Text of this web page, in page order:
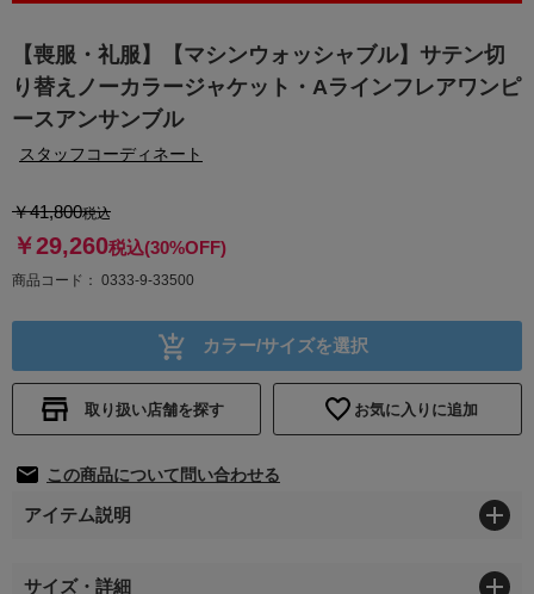
【喪服・礼服】【マシンウォッシャブル】サテン切
り替えノーカラージャケット・Aラインフレアワンピ
ースアンサンブル
スタッフコーディネート
￥41,800税込
￥29,260税込(30%OFF)
商品コード 0333-9-33500
カラー/サイズを選択
取り扱い店舗を探す お気に入りに追加
この商品について問い合わせる
アイテム説明
サイズ・詳細